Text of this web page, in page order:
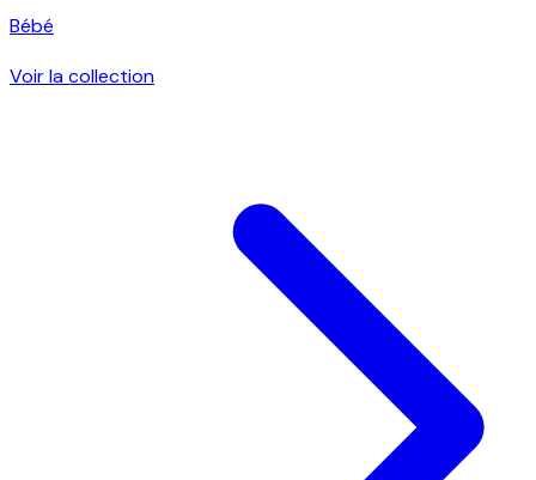
Bébé
Voir la collection